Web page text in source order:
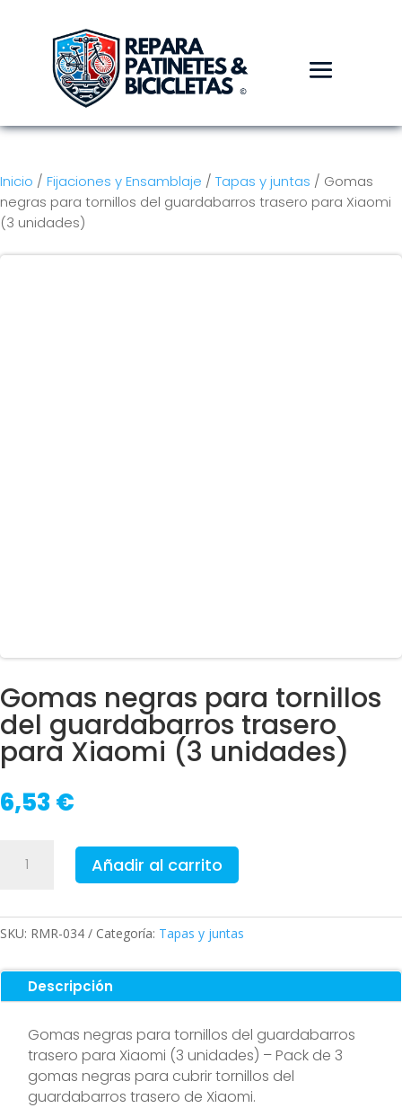
Inicio / Fijaciones y Ensamblaje / Tapas y juntas / Gomas
negras para tornillos del guardabarros trasero para Xiaomi
(3 unidades)
Gomas negras para tornillos
del guardabarros trasero
para Xiaomi (3 unidades)
6,53€
negras
del
trasero
para
unidades)
cantidad
Añadir al carrito
SKU: RMR-034 Categoría: Tapas y juntas
Descripción
Gomas negras para tornillos del guardabarros
trasero para Xiaomi (3 unidades) – Pack de 3
gomas negras para cubrir tornillos del
guardabarros trasero de Xiaomi.